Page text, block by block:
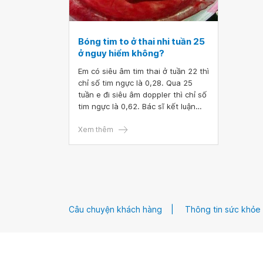
Bóng tim to ở thai nhi tuần 25
ở nguy hiểm không?
Em có siêu âm tim thai ở tuần 22 thì
chỉ số tim ngực là 0,28. Qua 25
tuần e đi siêu âm doppler thì chỉ số
tim ngực là 0,62. Bác sĩ kết luận
Bóng tim to ở thai nhi tuần 25 ở
Xem thêm
Câu chuyện khách hàng Thông tin sức khỏe